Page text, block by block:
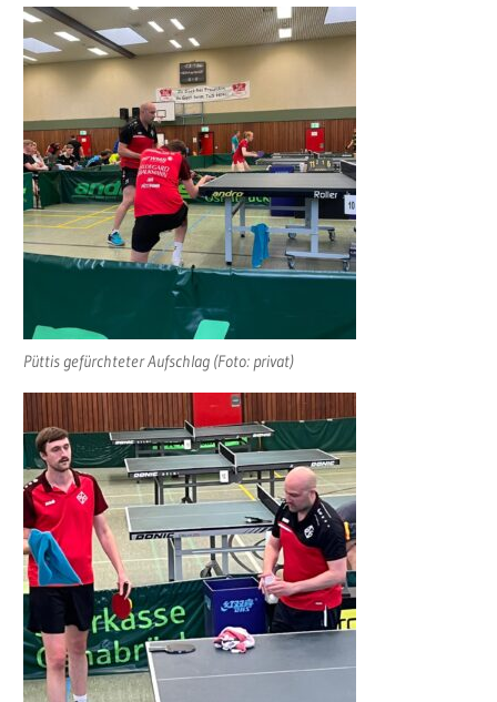
Püttis gefürchteter Aufschlag (Foto: privat)